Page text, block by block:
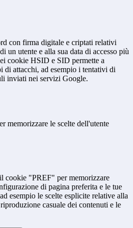
con firma digitale e criptati relativi
utente e alla sua data di accesso più
cookie HSID e SID permette a
attacchi, ad esempio i tentativi di
inviati nei servizi Google.
memorizzare le scelte dell'utente
cookie "PREF" per memorizzare
di pagina preferita e le tue
esempio le scelte esplicite relative alla
casuale dei contenuti e le